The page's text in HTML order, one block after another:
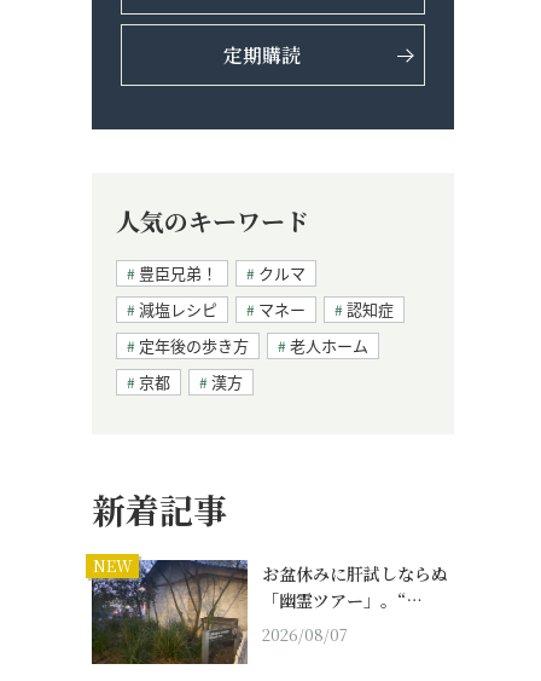
定期購読
人気のキーワード
豊臣兄弟！
クルマ
減塩レシピ
マネー
認知症
定年後の歩き方
老人ホーム
京都
漢方
新着記事
NEW
お盆休みに肝試しならぬ
「幽霊ツアー」。“…
2026/08/07